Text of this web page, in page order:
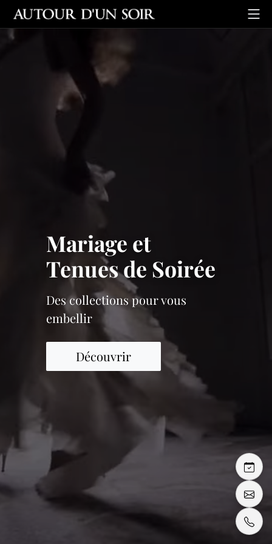
Mariage et
Tenues de Soirée
Des collections pour vous
embellir
Découvrir